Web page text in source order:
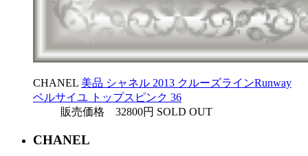
CHANEL 美品 シャネル 2013 クルーズラインRunway
ベルサイユ トップスピンク 36
販売価格 32800円 SOLD OUT
CHANEL